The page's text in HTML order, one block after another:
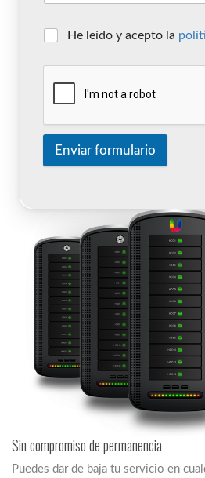
He leído y acepto la
Enviar formulario
Sin compromiso de permanencia
Puedes dar de baja tu servicio en